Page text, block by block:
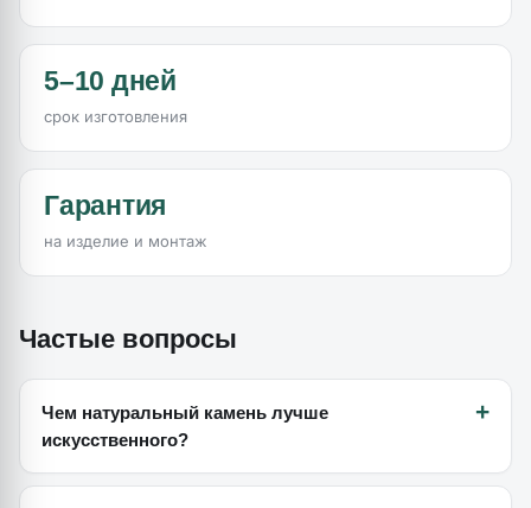
5–10 дней
срок изготовления
Гарантия
на изделие и монтаж
Частые вопросы
Чем натуральный камень лучше
искусственного?